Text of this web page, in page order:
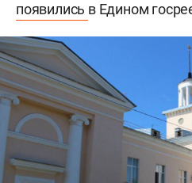
появились в Едином